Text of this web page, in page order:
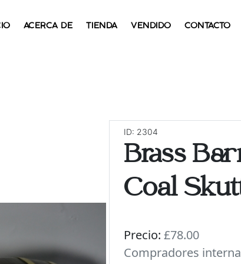
ACERCA DE TIENDA VENDIDO CONTACTO
ID: 2304
Brass
Coal
Precio: £78.00
Compradores